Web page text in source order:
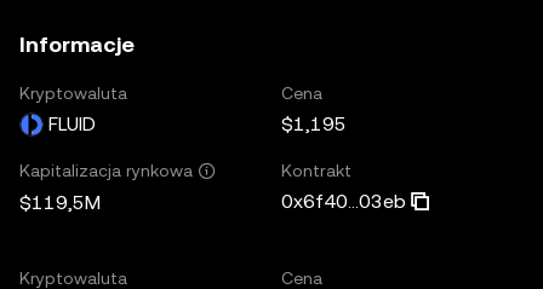
Informacje
Kryptowaluta
FLUID
Cena
$1,195
Kapitalizacja rynkowa
$119,5M
Kontrakt
0x6f40...03eb
Kryptowaluta Cena